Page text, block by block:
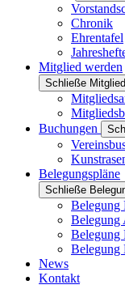
Chronik
Ehrentafel
Mitglied werden
Schließe
Buchungen
Belegungspläne
Schließe
Belegung
Belegung
Belegung
Belegung
News
Kontakt